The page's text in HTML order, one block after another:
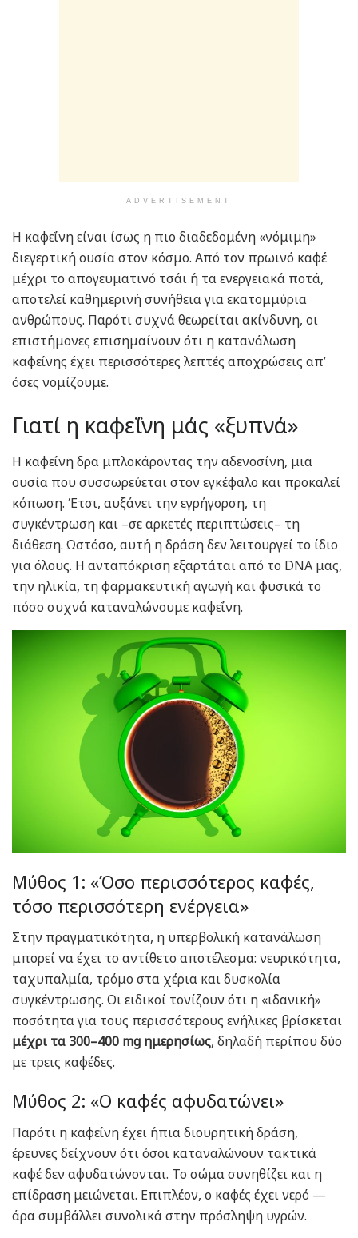
ADVERTISEMENT
Η καφεΐνη είναι ίσως η πιο διαδεδομένη «νόμιμη»
διεγερτική ουσία στον κόσμο. Από τον πρωινό καφέ
μέχρι το απογευματινό τσάι ή τα ενεργειακά ποτά,
αποτελεί καθημερινή συνήθεια για εκατομμύρια
ανθρώπους. Παρότι συχνά θεωρείται ακίνδυνη, οι
επιστήμονες επισημαίνουν ότι η κατανάλωση
καφεΐνης έχει περισσότερες λεπτές αποχρώσεις απ’
όσες νομίζουμε.
Γιατί η καφεΐνη μάς «ξυπνά»
Η καφεΐνη δρα μπλοκάροντας την αδενοσίνη, μια
ουσία που συσσωρεύεται στον εγκέφαλο και προκαλεί
κόπωση. Έτσι, αυξάνει την εγρήγορση, τη
συγκέντρωση και –σε αρκετές περιπτώσεις– τη
διάθεση. Ωστόσο, αυτή η δράση δεν λειτουργεί το ίδιο
για όλους. Η ανταπόκριση εξαρτάται από το DNA μας,
την ηλικία, τη φαρμακευτική αγωγή και φυσικά το
πόσο συχνά καταναλώνουμε καφεΐνη.
Μύθος 1: «Όσο περισσότερος καφές,
τόσο περισσότερη ενέργεια»
Στην πραγματικότητα, η υπερβολική κατανάλωση
μπορεί να έχει το αντίθετο αποτέλεσμα: νευρικότητα,
ταχυπαλμία, τρόμο στα χέρια και δυσκολία
συγκέντρωσης. Οι ειδικοί τονίζουν ότι η «ιδανική»
ποσότητα για τους περισσότερους ενήλικες βρίσκεται
μέχρι τα 300–400 mg ημερησίως, δηλαδή περίπου δύο
με τρεις καφέδες.
Μύθος 2: «Ο καφές αφυδατώνει»
Παρότι η καφεΐνη έχει ήπια διουρητική δράση,
έρευνες δείχνουν ότι όσοι καταναλώνουν τακτικά
καφέ δεν αφυδατώνονται. Το σώμα συνηθίζει και η
επίδραση μειώνεται. Επιπλέον, ο καφές έχει νερό —
άρα συμβάλλει συνολικά στην πρόσληψη υγρών.